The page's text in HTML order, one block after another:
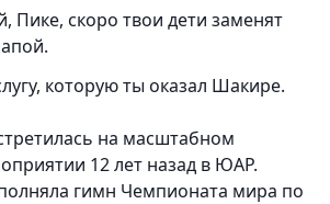
Пике, скоро твои дети заменят
которую ты оказал Шакире.
на масштабном
12 лет назад в ЮАР.
гимн Чемпионата мира по